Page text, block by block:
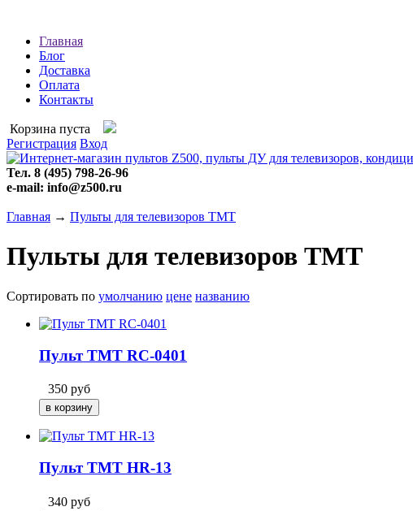
Главная
Блог
Доставка
Оплата
Контакты
Корзина пуста
Регистрация Вход
Тел. 8 (495) 798-26-96
e-mail: info@z500.ru
Главная → Пульты для телевизоров TMT
Пульты для телевизоров TMT
Сортировать по умолчанию цене названию
Пульт TMT RC-0401
350 руб
Пульт TMT HR-13
340 руб